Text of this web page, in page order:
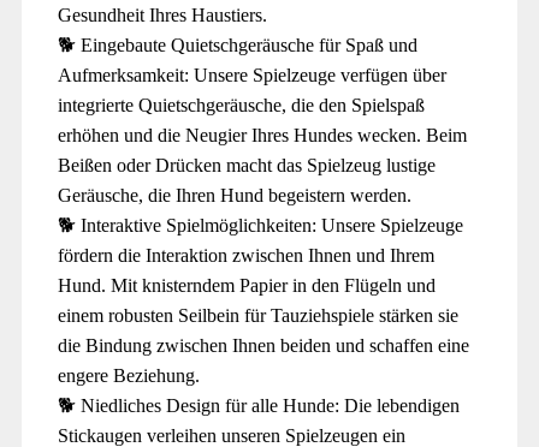
Gesundheit Ihres Haustiers.
🐕 Eingebaute Quietschgeräusche für Spaß und
Aufmerksamkeit: Unsere Spielzeuge verfügen über
integrierte Quietschgeräusche, die den Spielspaß
erhöhen und die Neugier Ihres Hundes wecken. Beim
Beißen oder Drücken macht das Spielzeug lustige
Geräusche, die Ihren Hund begeistern werden.
🐕 Interaktive Spielmöglichkeiten: Unsere Spielzeuge
fördern die Interaktion zwischen Ihnen und Ihrem
Hund. Mit knisterndem Papier in den Flügeln und
einem robusten Seilbein für Tauziehspiele stärken sie
die Bindung zwischen Ihnen beiden und schaffen eine
engere Beziehung.
🐕 Niedliches Design für alle Hunde: Die lebendigen
Stickaugen verleihen unseren Spielzeugen ein